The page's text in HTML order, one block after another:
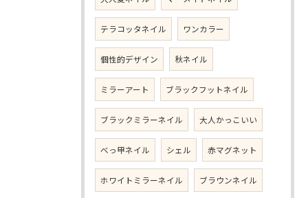
テラコッタネイル ワンカラー
個性的デザイン 秋ネイル
ミラーアート ブラックフットネイル
ブラックミラーネイル 大人かっこいい
べっ甲ネイル シェル 赤マグネット
ホワイトミラーネイル ブラウンネイル